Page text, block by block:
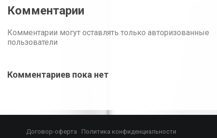
Комментарии
Комментарии могут оставлять только авторизованные
пользователи
Комментариев пока нет
Договор-оферта
Политика конфиденциальности